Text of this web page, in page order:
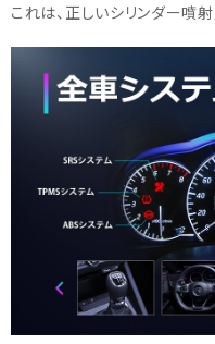
これは、正しいシリンダー噴